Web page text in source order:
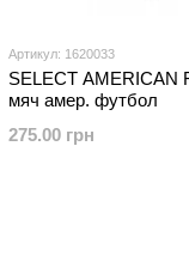
Артикул: 1620033
SELECT AMERICAN
мяч амер. футбол
275.00 грн